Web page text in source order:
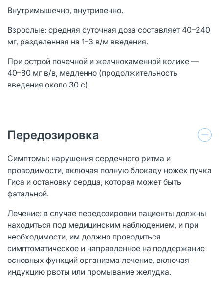
Внутримышечно, внутривенно.
Взрослые: средняя суточная доза составляет 40–240
мг, разделенная на 1–3 в/м введения.
При острой почечной и желчнокаменной колике —
40–80 мг в/в, медленно (продолжительность
введения около 30 с).
Передозировка
Симптомы: нарушения сердечного ритма и
проводимости, включая полную блокаду ножек пучка
Гиса и остановку сердца, которая может быть
фатальной.
Лечение: в случае передозировки пациенты должны
находиться под медицинским наблюдением, и при
необходимости, им должно проводиться
симптоматическое и направленное на поддержание
основных функций организма лечение, включая
индукцию рвоты или промывание желудка.